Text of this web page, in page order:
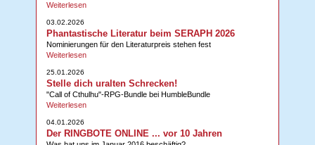
Weiterlesen
03.02.2026
Phantastische Literatur beim SERAPH 2026
Nominierungen für den Literaturpreis stehen fest
Weiterlesen
25.01.2026
Stelle dich uralten Schrecken!
"Call of Cthulhu"-RPG-Bundle bei HumbleBundle
Weiterlesen
04.01.2026
Der RINGBOTE ONLINE ... vor 10 Jahren